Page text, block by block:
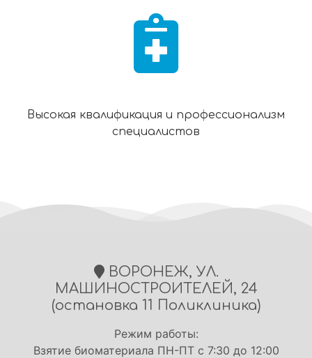
Высокая квалификация и профессионализм
специалистов
ВОРОНЕЖ, УЛ.
МАШИНОСТРОИТЕЛЕЙ, 24
(остановка 11 Поликлиника)
Режим работы:
Взятие биоматериала ПН-ПТ с 7:30 до 12:00